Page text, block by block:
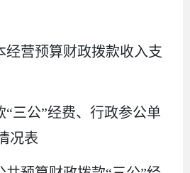
经营预算财政拨款收入支
“三公”经费、行政参公单
况表